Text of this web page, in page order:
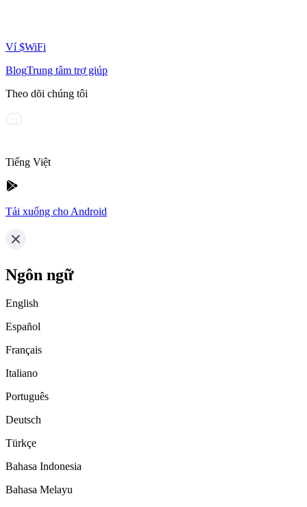
Ví $WiFi
BlogTrung tâm trợ giúp
Theo dõi chúng tôi
Tiếng Việt
Tải xuống cho Android
Ngôn ngữ
English
Español
Français
Italiano
Português
Deutsch
Türkçe
Bahasa Indonesia
Bahasa Melayu